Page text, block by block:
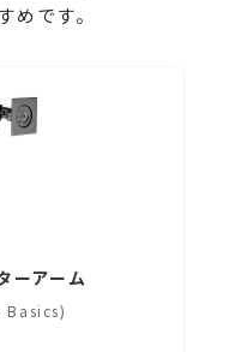
めです。
ーアーム
Basics)